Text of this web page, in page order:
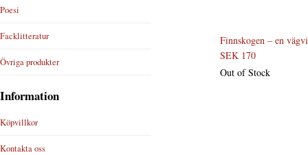
Finnskogen – en
SEK 170
Out of Stock
Poesi
Facklitteratur
Övriga produkter
Information
Köpvillkor
Kontakta oss